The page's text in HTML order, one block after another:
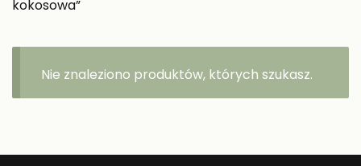
kokosowa”
Nie znaleziono produktów, których szukasz.